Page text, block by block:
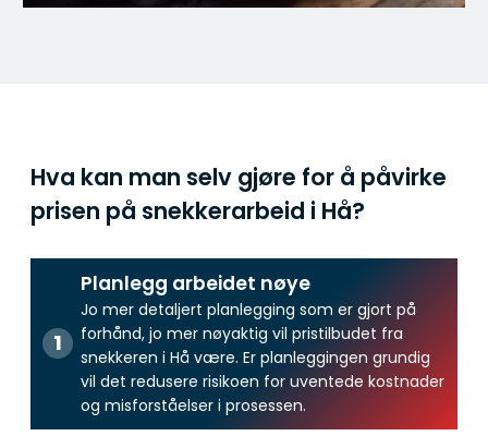
Hva kan man selv gjøre for å påvirke
prisen på snekkerarbeid i Hå?
Planlegg arbeidet nøye
Jo mer detaljert planlegging som er gjort på
forhånd, jo mer nøyaktig vil pristilbudet fra
snekkeren i Hå være. Er planleggingen grundig
vil det redusere risikoen for uventede kostnader
og misforståelser i prosessen.